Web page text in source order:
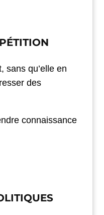
sans qu’elle en
des
connaissance